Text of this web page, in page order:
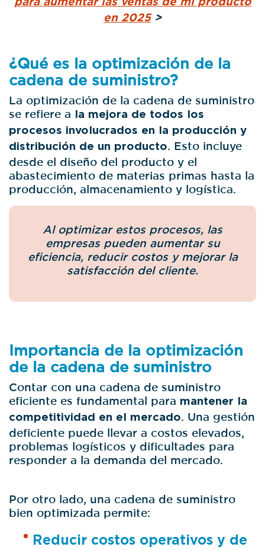
en 2025>
¿Qué es la optimización de la
cadena de suministro?
La optimización de la cadena de suministro
se refiere a
la mejora de todos los
procesos involucrados en la producción y
distribución de un producto . Esto incluye
desde el diseño del producto y el
abastecimiento de materias primas hasta la
producción, almacenamiento y logística.
Al optimizar estos procesos, las
empresas pueden aumentar su
eficiencia, reducir costos y mejorar la
satisfacción del cliente.
Importancia de la optimización
de la cadena de suministro
Contar con una cadena de suministro
eficiente es fundamental para mantener la
competitividad en el mercado . Una gestión
deficiente puede llevar a costos elevados,
problemas logísticos y dificultades para
responder a la demanda del mercado.
Por otro lado, una cadena de suministro
bien optimizada permite:
Reducir costos operativos y de